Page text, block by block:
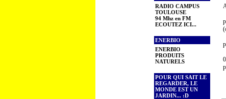
RADIO CAMPUS
TOULOUSE
94 Mhz en FM
ECOUTEZ ICI...
ENERBIO
ENERBIO
PRODUITS
NATURELS
POUR QUI SAIT LE
REGARDER, LE
MONDE EST UN
JARDIN... :D